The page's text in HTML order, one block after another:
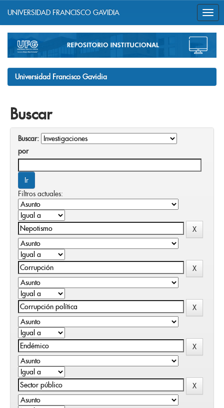
navigation
UNIVERSIDAD FRANCISCO GAVIDIA
Universidad Francisco Gavidia
Buscar
Buscar:
por
Filtros actuales: